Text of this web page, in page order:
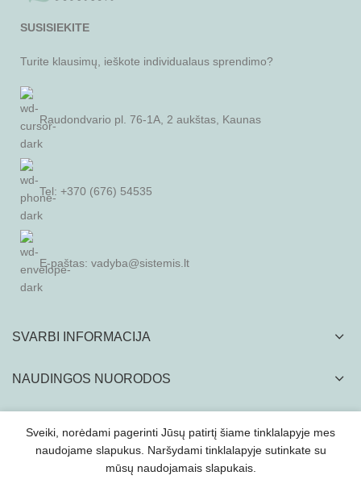
SUSISIEKITE
Turite klausimų, ieškote individualaus sprendimo?
Raudondvario pl. 76-1A, 2 aukštas, Kaunas
Tel: +370 (676) 54535
E-paštas: vadyba@sistemis.lt
SVARBI INFORMACIJA
NAUDINGOS NUORODOS
2022Visą tinklapyje esančia vizualinę ir tekstinę medžiagą kopijuoti
Sveiki, norėdami pagerinti Jūsų patirtį šiame tinklalapyje mes
naudojame slapukus. Naršydami tinklalapyje sutinkate su
mūsų naudojamais slapukais.